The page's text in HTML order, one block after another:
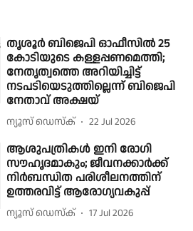
തൃശൂർ ബിജെപി ഓഫീസിൽ 25
കോടിയുടെ കള്ളപ്പണമെത്തി;
നേതൃത്വത്തെ അറിയിച്ചിട്ട്
നടപടിയെടുത്തില്ലെന്ന് ബിജെപി
നേതാവ് അക്ഷയ്
ന്യൂസ് ഡെസ്ക് 22 Jul 2026
ആശുപത്രികൾ ഇനി രോഗി
സൗഹൃദമാകും; ജീവനക്കാർക്ക്
നിർബന്ധിത പരിശീലനത്തിന്
ഉത്തരവിട്ട് ആരോഗ്യവകുപ്പ്
ന്യൂസ് ഡെസ്ക് 17 Jul 2026